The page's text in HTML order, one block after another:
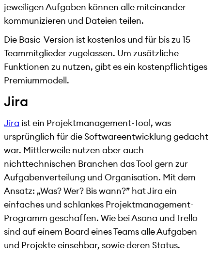
jeweiligen Aufgaben können alle miteinander
kommunizieren und Dateien teilen.
Die Basic-Version ist kostenlos und für bis zu 15
Teammitglieder zugelassen. Um zusätzliche
Funktionen zu nutzen, gibt es ein kostenpflichtiges
Premiummodell.
Jira
Jira ist ein Projektmanagement-Tool, was
ursprünglich für die Softwareentwicklung gedacht
war. Mittlerweile nutzen aber auch
nichttechnischen Branchen das Tool gern zur
Aufgabenverteilung und Organisation. Mit dem
Ansatz: „Was? Wer? Bis wann?” hat Jira ein
einfaches und schlankes Projektmanagement-
Programm geschaffen. Wie bei Asana und Trello
sind auf einem Board eines Teams alle Aufgaben
und Projekte einsehbar, sowie deren Status.